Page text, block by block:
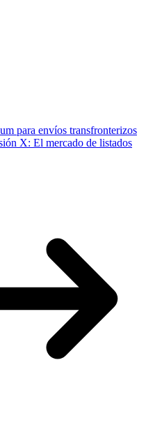
para envíos transfronterizos
X: El mercado de listados